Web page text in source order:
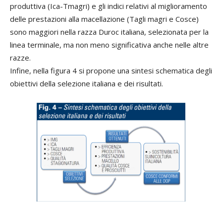
produttiva (Ica-Tmagri) e gli indici relativi al miglioramento
delle prestazioni alla macellazione (Tagli magri e Cosce)
sono maggiori nella razza Duroc italiana, selezionata per la
linea terminale, ma non meno significativa anche nelle altre
razze.
Infine, nella figura 4 si propone una sintesi schematica degli
obiettivi della selezione italiana e dei risultati.